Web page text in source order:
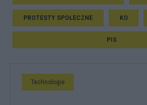
PROTESTY SPOŁECZNE KO
PIS
Technologie